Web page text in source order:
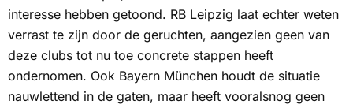
interesse hebben getoond. RB Leipzig laat echter weten
verrast te zijn door de geruchten, aangezien geen van
deze clubs tot nu toe concrete stappen heeft
ondernomen. Ook Bayern München houdt de situatie
nauwlettend in de gaten, maar heeft vooralsnog geen